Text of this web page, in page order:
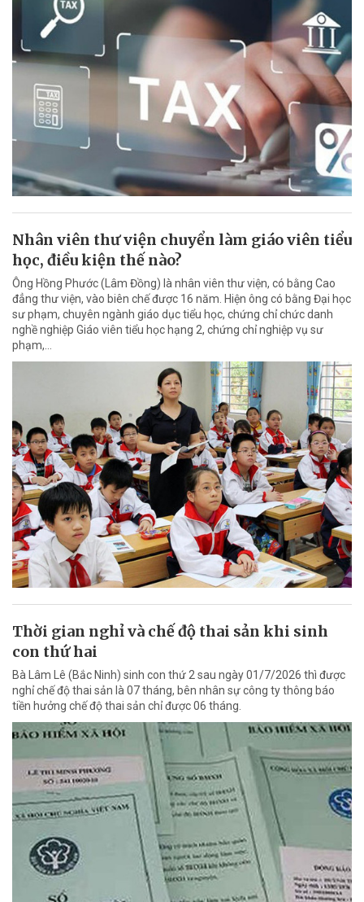
Nhân viên thư viện chuyển làm giáo viên tiểu
học, điều kiện thế nào?
Ông Hồng Phước (Lâm Đồng) là nhân viên thư viện, có bằng Cao
đẳng thư viện, vào biên chế được 16 năm. Hiện ông có bằng Đại học
sư phạm, chuyên ngành giáo dục tiểu học, chứng chỉ chức danh
nghề nghiệp Giáo viên tiểu học hạng 2, chứng chỉ nghiệp vụ sư
phạm,…
Thời gian nghỉ và chế độ thai sản khi sinh
con thứ hai
Bà Lâm Lê (Bắc Ninh) sinh con thứ 2 sau ngày 01/7/2026 thì được
nghỉ chế độ thai sản là 07 tháng, bên nhân sự công ty thông báo
tiền hưởng chế độ thai sản chỉ được 06 tháng.